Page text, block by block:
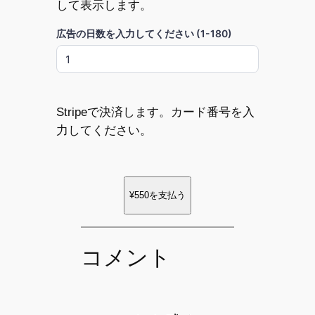
して表示します。
広告の日数を入力してください (1-180)
Stripeで決済します。カード番号を入
力してください。
¥550を支払う
コメント